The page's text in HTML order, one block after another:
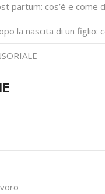
partum: cos’è e come
la nascita di un figlio: